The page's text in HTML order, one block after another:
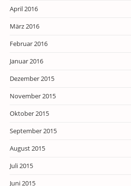
April 2016
März 2016
Februar 2016
Januar 2016
Dezember 2015
November 2015
Oktober 2015
September 2015
August 2015
Juli 2015
Juni 2015